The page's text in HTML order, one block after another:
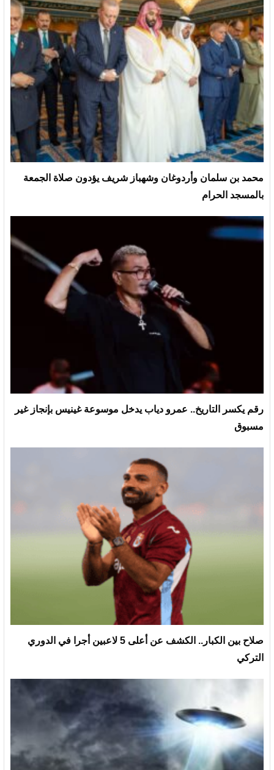
محمد بن سلمان وأردوغان وشهباز شريف يؤدون صلاة الجمعة
بالمسجد الحرام
رقم يكسر التاريخ.. عمرو دياب يدخل موسوعة غينيس بإنجاز غير
مسبوق
صلاح بين الكبار.. الكشف عن أعلى 5 لاعبين أجرا في الدوري
التركي